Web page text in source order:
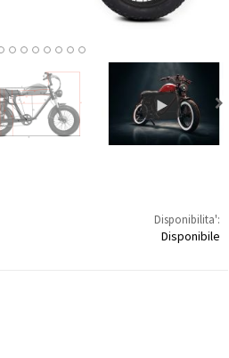
Disponibilita':
Disponibile